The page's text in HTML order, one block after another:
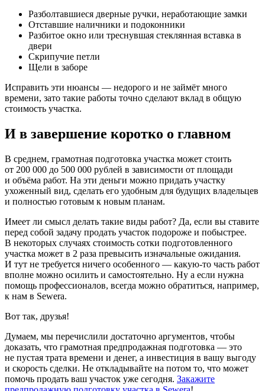
Разболтавшиеся дверные ручки, неработающие замки
Отставшие наличники и подоконники
Разбитое окно или треснувшая стеклянная вставка в
двери
Скрипучие петли
Щели в заборе
Исправить эти нюансы — недорого и не займёт много
времени, зато такие работы точно сделают вклад в общую
стоимость участка.
И в завершение коротко о главном
В среднем, грамотная подготовка участка может стоить
от 200 000 до 500 000 рублей в зависимости от площади
и объёма работ. На эти деньги можно придать участку
ухоженный вид, сделать его удобным для будущих владельцев
и полностью готовым к новым планам.
Имеет ли смысл делать такие виды работ? Да, если вы ставите
перед собой задачу продать участок подороже и побыстрее.
В некоторых случаях стоимость сотки подготовленного
участка может в 2 раза превысить изначальные ожидания.
И тут не требуется ничего особенного — какую-то часть работ
вполне можно осилить и самостоятельно. Ну а если нужна
помощь профессионалов, всегда можно обратиться, например,
к нам в Sewera.
Вот так, друзья!
Думаем, мы перечислили достаточно аргументов, чтобы
доказать, что грамотная предпродажная подготовка — это
не пустая трата времени и денег, а инвестиция в вашу выгоду
и скорость сделки. Не откладывайте на потом то, что может
помочь продать ваш участок уже сегодня. Закажите